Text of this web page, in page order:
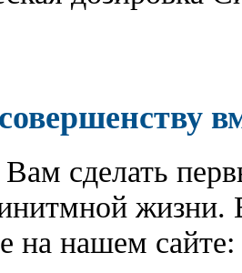
сделать
жизни.
на нашем сайте: